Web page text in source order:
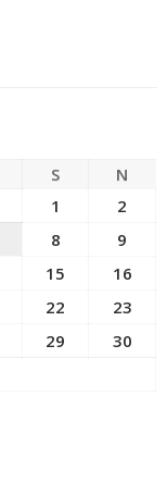
S
N
1
2
8
9
15
16
22
23
29
30